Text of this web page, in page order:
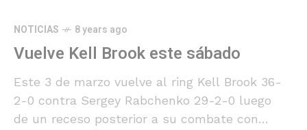
NOTICIAS 8 years ago
Vuelve Kell Brook este sábado
Este 3 de marzo vuelve al ring Kell Brook 36-
2-0 contra Sergey Rabchenko 29-2-0 luego
de un receso posterior a su combate con